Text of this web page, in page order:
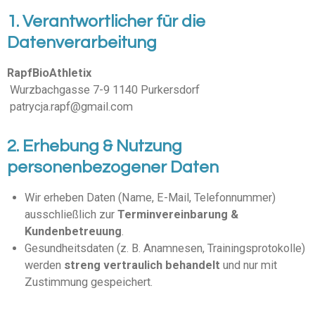
1. Verantwortlicher für die
Datenverarbeitung
RapfBioAthletix
Wurzbachgasse 7-9 1140 Purkersdorf
patrycja.rapf@gmail.com
2. Erhebung & Nutzung
personenbezogener Daten
Wir erheben Daten (Name, E-Mail, Telefonnummer)
ausschließlich zur Terminvereinbarung &
Kundenbetreuung.
Gesundheitsdaten (z. B. Anamnesen, Trainingsprotokolle)
werden streng vertraulich behandelt und nur mit
Zustimmung gespeichert.